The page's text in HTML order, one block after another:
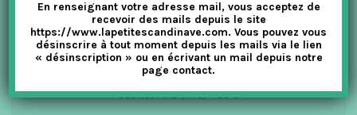
Jacket Mila (fille) – 95 €
En renseignant votre adresse mail, vous acceptez de
recevoir des mails depuis le site
https://www.lapetitescandinave.com. Vous pouvez vous
désinscrire à tout moment depuis les mails via le lien
« désinscription » ou en écrivant un mail depuis notre
page contact.